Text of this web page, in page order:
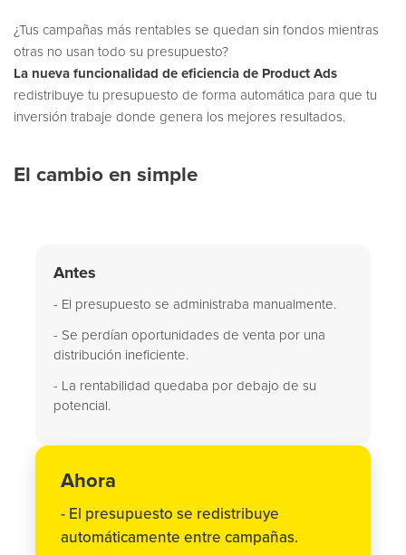
¿Tus campañas más rentables se quedan sin fondos mientras
otras no usan todo su presupuesto?
La nueva funcionalidad de eficiencia de Product Ads
redistribuye tu presupuesto de forma automática para que tu
inversión trabaje donde genera los mejores resultados.
El cambio en simple
Antes
- El presupuesto se administraba manualmente.
- Se perdían oportunidades de venta por una
distribución ineficiente.
- La rentabilidad quedaba por debajo de su
potencial.
Ahora
- El presupuesto se redistribuye
automáticamente entre campañas.